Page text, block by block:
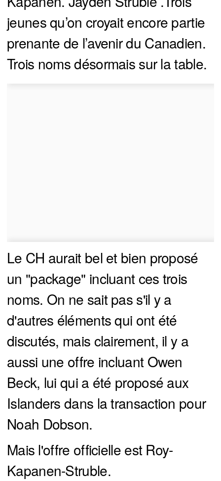
jeunes qu’on croyait encore partie
prenante de l’avenir du Canadien.
Trois noms désormais sur la table.
Le CH aurait bel et bien proposé
un "package" incluant ces trois
noms. On ne sait pas s'il y a
d'autres éléments qui ont été
discutés, mais clairement, il y a
aussi une offre incluant Owen
Beck, lui qui a été proposé aux
Islanders dans la transaction pour
Noah Dobson.
Mais l'offre officielle est Roy-
Kapanen-Struble.